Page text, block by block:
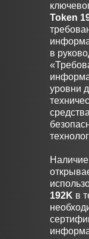
Token
в
уровни
192K в